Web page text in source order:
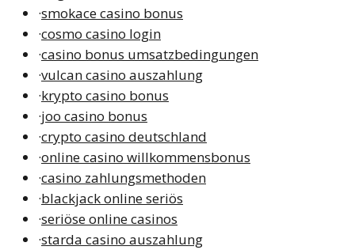
·smokace casino bonus
·cosmo casino login
·casino bonus umsatzbedingungen
·vulcan casino auszahlung
·krypto casino bonus
·joo casino bonus
·crypto casino deutschland
·online casino willkommensbonus
·casino zahlungsmethoden
·blackjack online seriös
·seriöse online casinos
·starda casino auszahlung